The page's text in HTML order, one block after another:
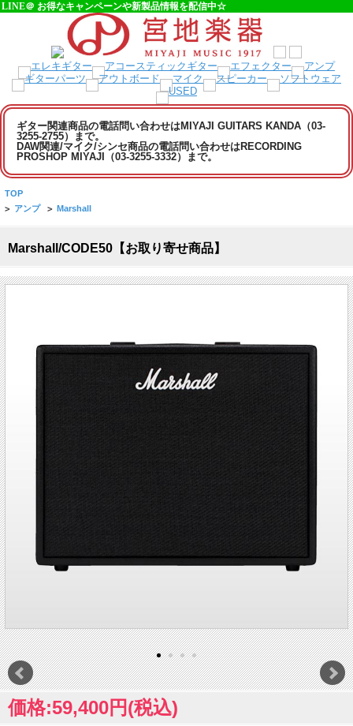
LINE＠ お得なキャンペーンや新製品情報を配信中☆
ギター関連商品の電話問い合わせはMIYAJI GUITARS KANDA（03-
3255-2755）まで。
DAW関連/マイク/シンセ商品の電話問い合わせはRECORDING
PROSHOP MIYAJI（03-3255-3332）まで。
TOP
> アンプ > Marshall
Marshall/CODE50【お取り寄せ商品】
価格:59,400円(税込)